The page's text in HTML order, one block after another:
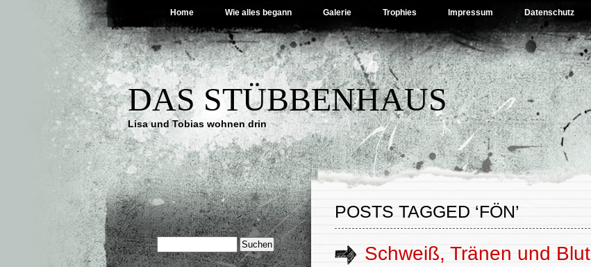
Home Wie alles begann Galerie Trophies Impressum Datenschutz
DAS STÜBBENHAUS
Lisa und Tobias wohnen drin
POSTS TAGGED ‘FÖN’
Schweiß, Tränen und Blut